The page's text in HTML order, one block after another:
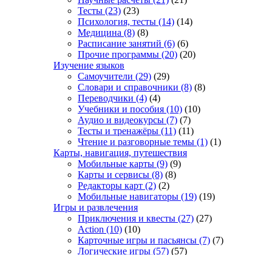
Тесты (23) (23)
Психология, тесты (14) (14)
Медицина (8) (8)
Расписание занятий (6) (6)
Прочие программы (20) (20)
Изучение языков
Самоучители (29) (29)
Словари и справочники (8) (8)
Переводчики (4) (4)
Учебники и пособия (10) (10)
Аудио и видеокурсы (7) (7)
Тесты и тренажёры (11) (11)
Чтение и разговорные темы (1) (1)
Карты, навигация, путешествия
Мобильные карты (9) (9)
Карты и сервисы (8) (8)
Редакторы карт (2) (2)
Мобильные навигаторы (19) (19)
Игры и развлечения
Приключения и квесты (27) (27)
Action (10) (10)
Карточные игры и пасьянсы (7) (7)
Логические игры (57) (57)